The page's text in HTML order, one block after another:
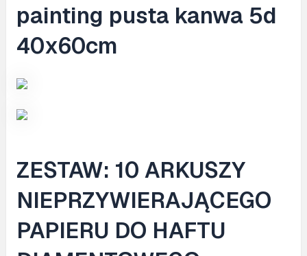
painting pusta kanwa 5d
40x60cm
ZESTAW: 10 ARKUSZY
NIEPRZYWIERAJĄCEGO
PAPIERU DO HAFTU